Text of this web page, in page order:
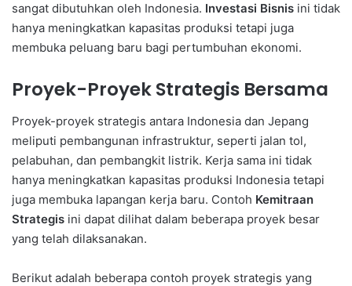
sangat dibutuhkan oleh Indonesia. Investasi Bisnis ini tidak
hanya meningkatkan kapasitas produksi tetapi juga
membuka peluang baru bagi pertumbuhan ekonomi.
Proyek-Proyek Strategis Bersama
Proyek-proyek strategis antara Indonesia dan Jepang
meliputi pembangunan infrastruktur, seperti jalan tol,
pelabuhan, dan pembangkit listrik. Kerja sama ini tidak
hanya meningkatkan kapasitas produksi Indonesia tetapi
juga membuka lapangan kerja baru. Contoh Kemitraan
Strategis ini dapat dilihat dalam beberapa proyek besar
yang telah dilaksanakan.
Berikut adalah beberapa contoh proyek strategis yang